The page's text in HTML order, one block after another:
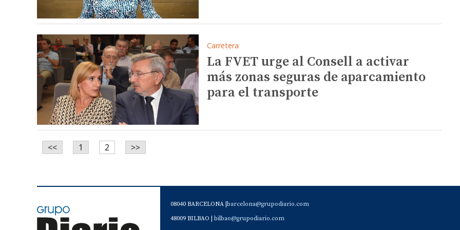
Carretera
La FVET urge al Consell a activar
más zonas seguras de aparcamiento
para el transporte
<< 1 2 >>
08040 BARCELONA | barcelona@grupodiario.com
48009 BILBAO | bilbao@grupodiario.com